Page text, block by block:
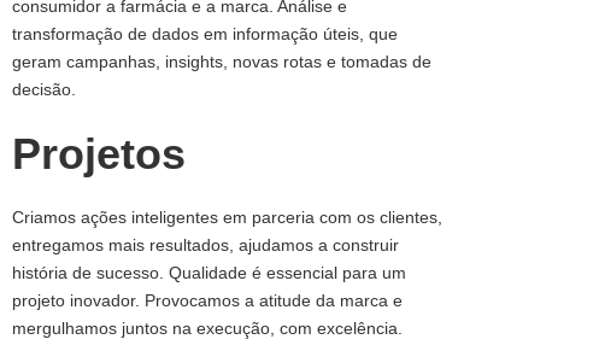
consumidor a farmácia e a marca. Análise e
transformação de dados em informação úteis, que
geram campanhas, insights, novas rotas e tomadas de
decisão.
Projetos
Criamos ações inteligentes em parceria com os clientes,
entregamos mais resultados, ajudamos a construir
história de sucesso. Qualidade é essencial para um
projeto inovador. Provocamos a atitude da marca e
mergulhamos juntos na execução, com excelência.